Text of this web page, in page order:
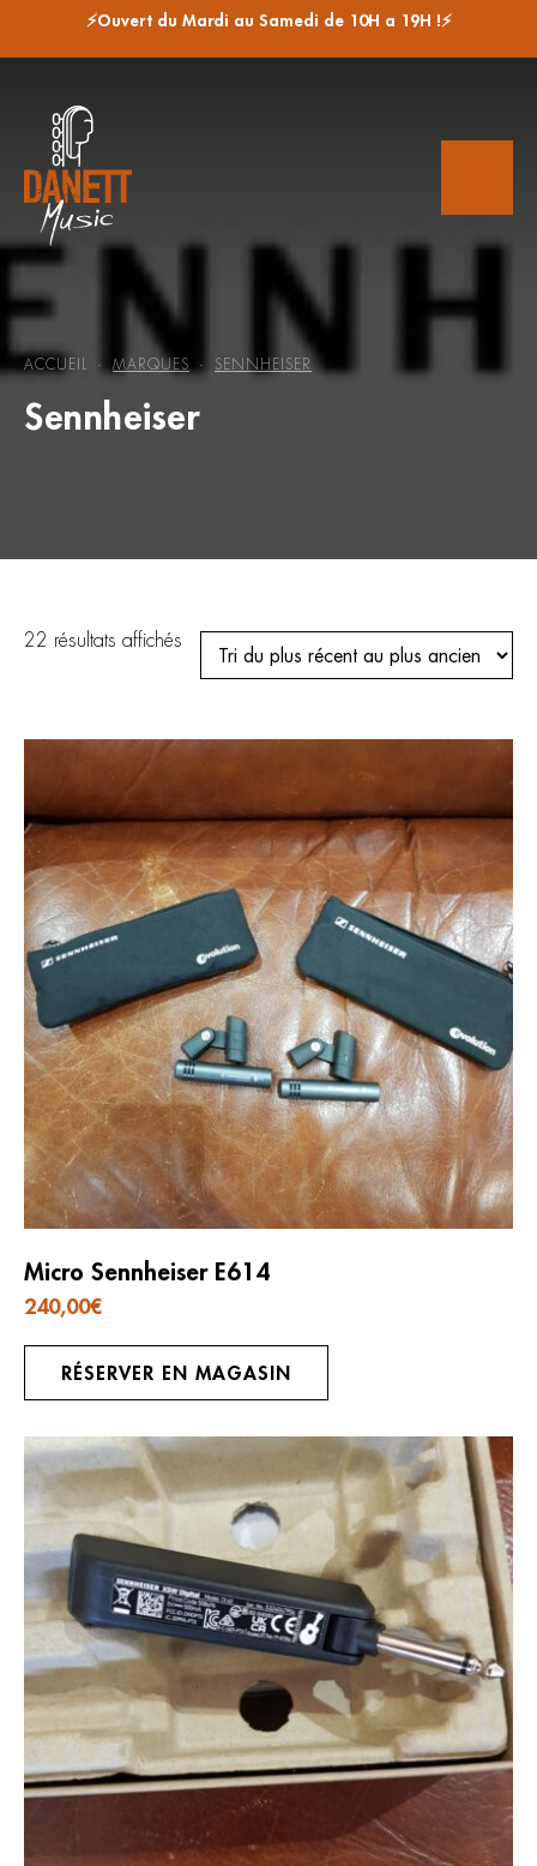
⚡Ouvert du Mardi au Samedi de 10H a 19H !⚡
Sennheiser
ACCUEIL - MARQUES - SENNHEISER
22 résultats affichés
plus
plus
ancien
Micro Sennheiser E614
240,00€
RÉSERVER EN MAGASIN